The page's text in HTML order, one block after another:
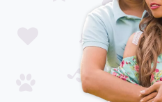
Календарь праздников
Женщине